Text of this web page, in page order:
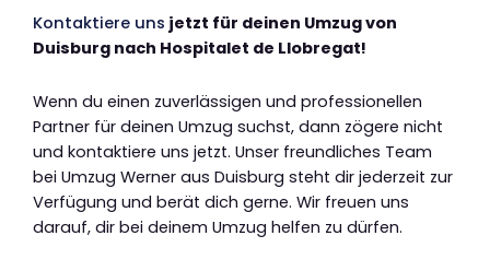
Kontaktiere uns jetzt für deinen Umzug von
Duisburg nach Hospitalet de Llobregat!
Wenn du einen zuverlässigen und professionellen
Partner für deinen Umzug suchst, dann zögere nicht
und kontaktiere uns jetzt. Unser freundliches Team
bei Umzug Werner aus Duisburg steht dir jederzeit zur
Verfügung und berät dich gerne. Wir freuen uns
darauf, dir bei deinem Umzug helfen zu dürfen.